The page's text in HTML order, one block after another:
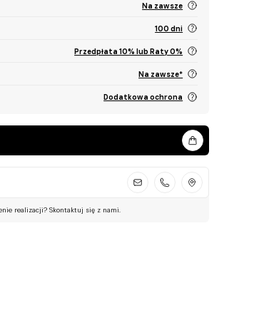
Na zawsze
100 dni
Przedpłata 10% lub Raty 0%
Na zawsze*
Dodatkowa ochrona
realizacji? Skontaktuj się z nami.